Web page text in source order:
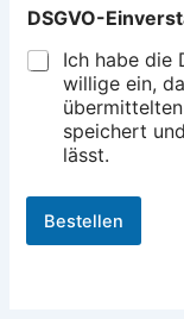
r
t
s
DSGVO-
Ich habe die
willige ein,
speichert
lässt.
Bestellen